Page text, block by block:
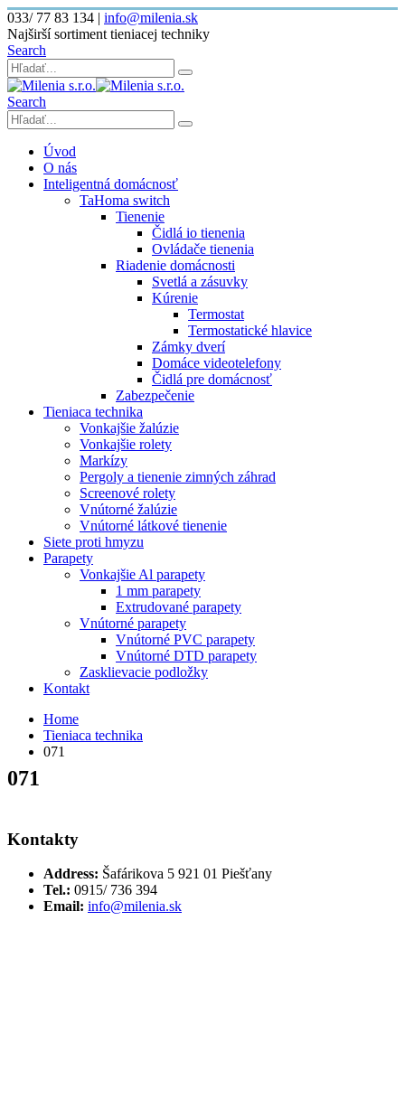
033/ 77 83 134 | info@milenia.sk
Najširší sortiment tieniacej techniky
Search
Search
Úvod
O nás
Inteligentná domácnosť
TaHoma switch
Tienenie
Čidlá io tienenia
Ovládače tienenia
Riadenie domácnosti
Svetlá a zásuvky
Kúrenie
Termostat
Termostatické hlavice
Zámky dverí
Domáce videotelefony
Čidlá pre domácnosť
Zabezpečenie
Tieniaca technika
Vonkajšie žalúzie
Vonkajšie rolety
Markízy
Pergoly a tienenie zimných záhrad
Screenové rolety
Vnútorné žalúzie
Vnútorné látkové tienenie
Siete proti hmyzu
Parapety
Vonkajšie Al parapety
1 mm parapety
Extrudované parapety
Vnútorné parapety
Vnútorné PVC parapety
Vnútorné DTD parapety
Zasklievacie podložky
Kontakt
Home
Tieniaca technika
071
071
Kontakty
Address: Šafárikova 5 921 01 Piešťany
Tel.: 0915/ 736 394
Email: info@milenia.sk